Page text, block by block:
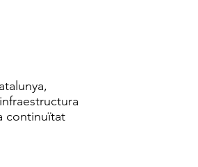
continuïtat